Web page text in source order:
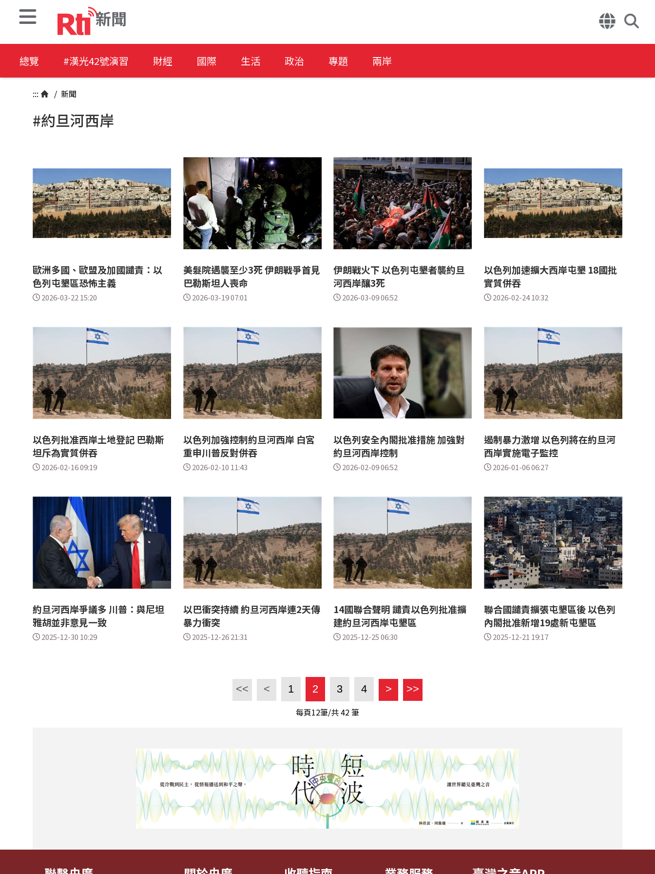
新聞
總覽 #漢光42號演習 財經 國際 生活 政治 專題 兩岸
::: / 新聞
#約旦河西岸
歐洲多國、歐盟及加國譴責：以
色列屯墾區恐怖主義
2026-03-22 15:20
美髮院遇襲至少3死 伊朗戰爭首見
巴勒斯坦人喪命
2026-03-19 07:01
伊朗戰火下 以色列屯墾者襲約旦
河西岸釀3死
2026-03-09 06:52
以色列加速擴大西岸屯墾 18國批
實質併吞
2026-02-24 10:32
以色列批准西岸土地登記 巴勒斯
坦斥為實質併吞
2026-02-16 09:19
以色列加強控制約旦河西岸 白宮
重申川普反對併吞
2026-02-10 11:43
以色列安全內閣批准措施 加強對
約旦河西岸控制
2026-02-09 06:52
遏制暴力激增 以色列將在約旦河
西岸實施電子監控
2026-01-06 06:27
約旦河西岸爭議多 川普：與尼坦
雅胡並非意見一致
2025-12-30 10:29
以巴衝突持續 約旦河西岸連2天傳
暴力衝突
2025-12-26 21:31
14國聯合聲明 譴責以色列批准擴
建約旦河西岸屯墾區
2025-12-25 06:30
聯合國譴責擴張屯墾區後 以色列
內閣批准新增19處新屯墾區
2025-12-21 19:17
<< < 1 2 3 4 > >>
每頁12筆/共42筆